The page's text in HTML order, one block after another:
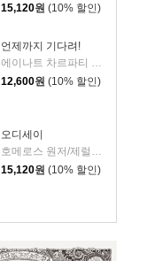
15,120원 (10% 할인)
언제까지 기다려!
에이나트 차르파티 글그림/정재원 역
12,600원 (10% 할인)
오디세이
호메로스 원저/제럴딘 매코크런 글/김재용 역/장시은 감수
15,120원 (10% 할인)